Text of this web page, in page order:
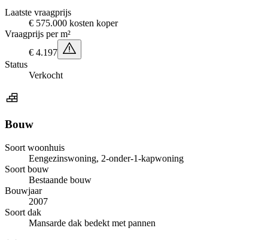
Laatste vraagprijs
€ 575.000 kosten koper
Vraagprijs per m²
€ 4.197
Status
Verkocht
Bouw
Soort woonhuis
Eengezinswoning, 2-onder-1-kapwoning
Soort bouw
Bestaande bouw
Bouwjaar
2007
Soort dak
Mansarde dak bedekt met pannen